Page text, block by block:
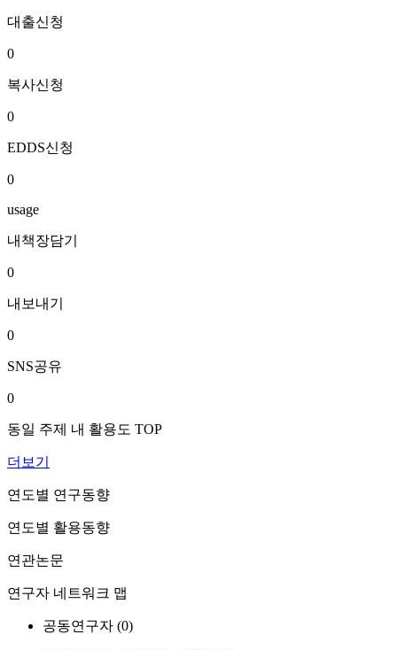
대출신청
0
복사신청
0
EDDS신청
0
usage
내책장담기
0
내보내기
0
SNS공유
0
동일 주제 내 활용도 TOP
더보기
연도별 연구동향
연도별 활용동향
연관논문
연구자 네트워크 맵
공동연구자 (0)